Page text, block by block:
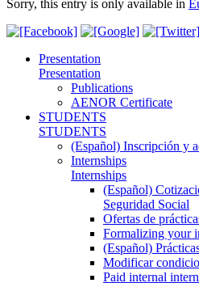
Sorry, this entry is only available in
Presentation
Presentation
Publications
AENOR Certificate
STUDENTS
STUDENTS
(Español) Inscripción y
Internships
Internships
(Español)
Seguridad Social
Ofertas de
Formalizing your
(Español)
Modificar
Paid internal